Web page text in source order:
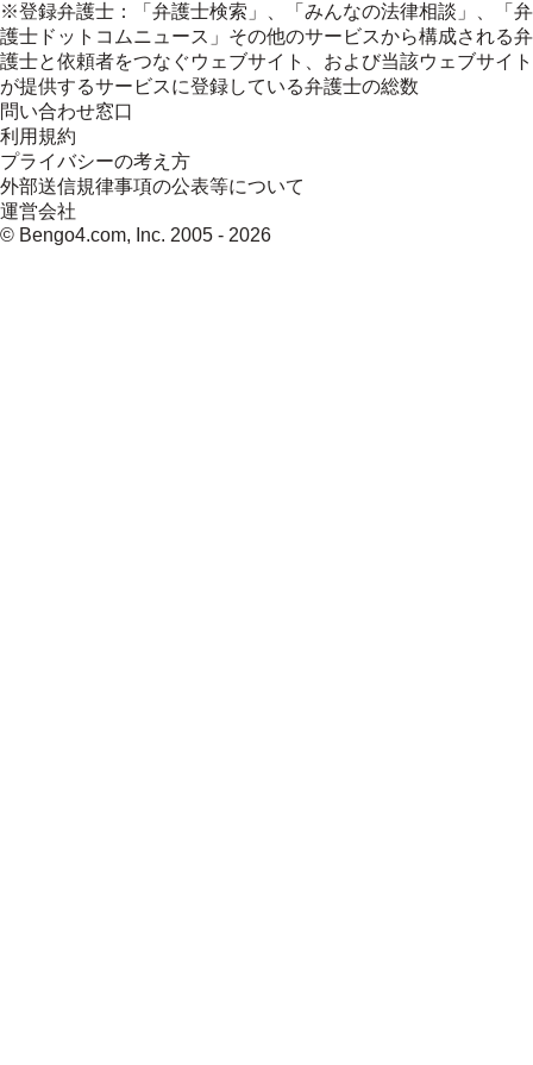
※登録弁護士：「弁護士検索」、「みんなの法律相談」、「弁
護士ドットコムニュース」その他のサービスから構成される弁
護士と依頼者をつなぐウェブサイト、および当該ウェブサイト
が提供するサービスに登録している弁護士の総数
問い合わせ窓口
利用規約
プライバシーの考え方
外部送信規律事項の公表等について
運営会社
© Bengo4.com, Inc. 2005 - 2026